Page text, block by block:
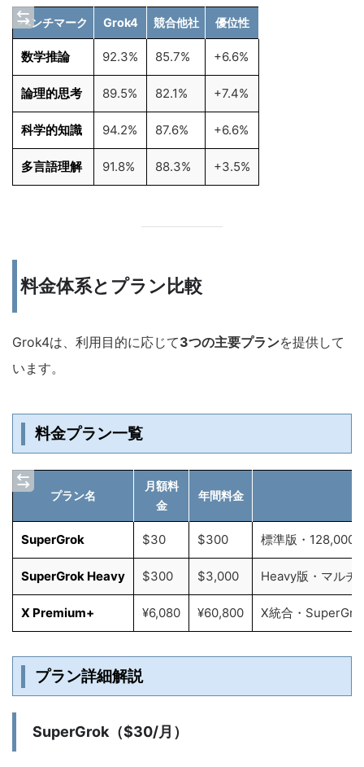
ベンチマーク Grok4 競合他社 優位性
数学推論 92.3% 85.7% +6.6%
論理的思考 89.5% 82.1% +7.4%
科学的知識 94.2% 87.6% +6.6%
多言語理解 91.8% 88.3% +3.5%
料金体系とプラン比較
Grok4は、利用目的に応じて3つの主要プランを提供して
います。
料金プラン一覧
プラン名
月額料
金
年間料金
SuperGrok $30 $300 標準版・128,000
SuperGrok Heavy $300 $3,000 Heavy版・マルチ
X Premium+ ¥6,080 ¥60,800 X統合・
プラン詳細解説
SuperGrok（$30/月）